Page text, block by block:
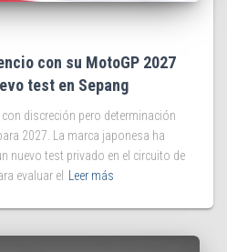
con su MotoGP 2027
test en Sepang
discreción pero determinación
2027. La marca japonesa ha
nuevo test privado en el circuito de
evaluar el
Leer más